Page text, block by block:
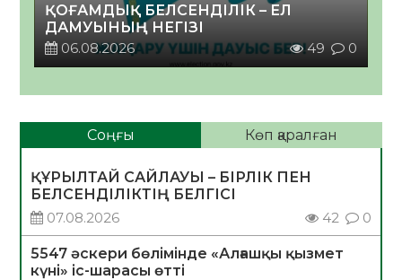
ҚОҒАМДЫҚ БЕЛСЕНДІЛІК – ЕЛ
ДАМУЫНЫҢ НЕГІЗІ
06.08.2026
49 0
Соңғы Көп қаралған
ҚҰРЫЛТАЙ САЙЛАУЫ – БІРЛІК ПЕН
БЕЛСЕНДІЛІКТІҢ БЕЛГІСІ
07.08.2026
42 0
5547 әскери бөлімінде «Алғашқы қызмет
күні» іс-шарасы өтті